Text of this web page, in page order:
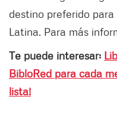
destino preferido
Latina. Para más
Te puede interesar:
BibloRed para cada
lista!